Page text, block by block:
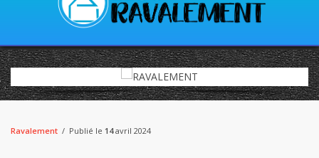
Ravalement Publié le 14avril 2024